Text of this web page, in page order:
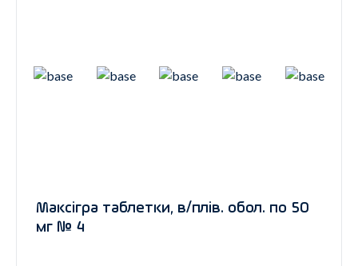
Максігра таблетки, в/плів. обол. по 50
мг № 4